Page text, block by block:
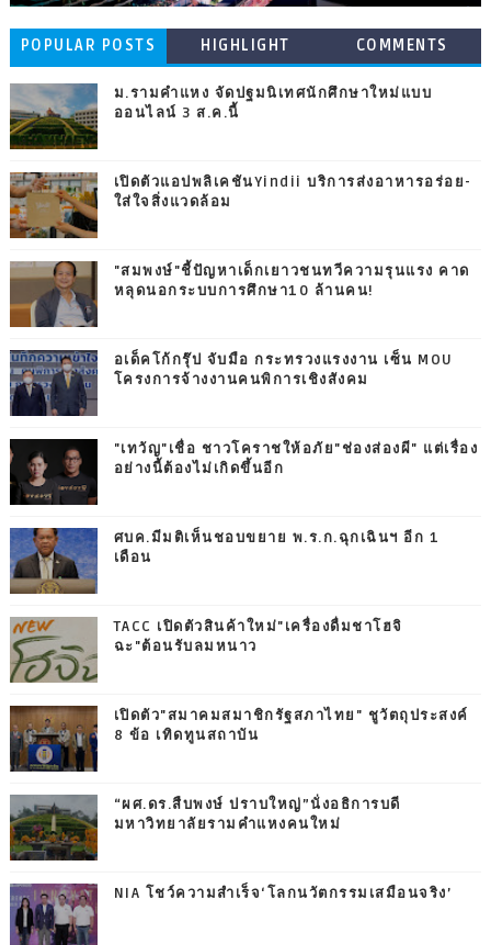
POPULAR POSTS HIGHLIGHT COMMENTS
ม.รามคำแหง จัดปฐมนิเทศนักศึกษาใหม่แบบ
ออนไลน์ 3 ส.ค.นี้
เปิดตัวแอปพลิเคชันYindii บริการส่งอาหารอร่อย-
ใส่ใจสิ่งแวดล้อม
"สมพงษ์"ชี้ปัญหาเด็กเยาวชนทวีความรุนแรง คาด
หลุดนอกระบบการศึกษา10 ล้านคน!
อเด็คโก้กรุ๊ป จับมือ กระทรวงแรงงาน เซ็น MOU
โครงการจ้างงานคนพิการเชิงสังคม
"เทวัญ"เชื่อ ชาวโคราชให้อภัย"ช่องส่องผี" แต่เรื่อง
อย่างนี้ต้องไม่เกิดขึ้นอีก
ศบค.มีมติเห็นชอบขยาย พ.ร.ก.ฉุกเฉินฯ อีก 1
เดือน
TACC เปิดตัวสินค้าใหม่"เครื่องดื่มชาโฮจิ
ฉะ"ต้อนรับลมหนาว
เปิดตัว"สมาคมสมาชิกรัฐสภาไทย" ชูวัตถุประสงค์
8 ข้อ เทิดทูนสถาบัน
“ผศ.ดร.สืบพงษ์ ปราบใหญ่”นั่งอธิการบดี
มหาวิทยาลัยรามคำแหงคนใหม่
NIA โชว์ความสำเร็จ‘โลกนวัตกรรมเสมือนจริง’